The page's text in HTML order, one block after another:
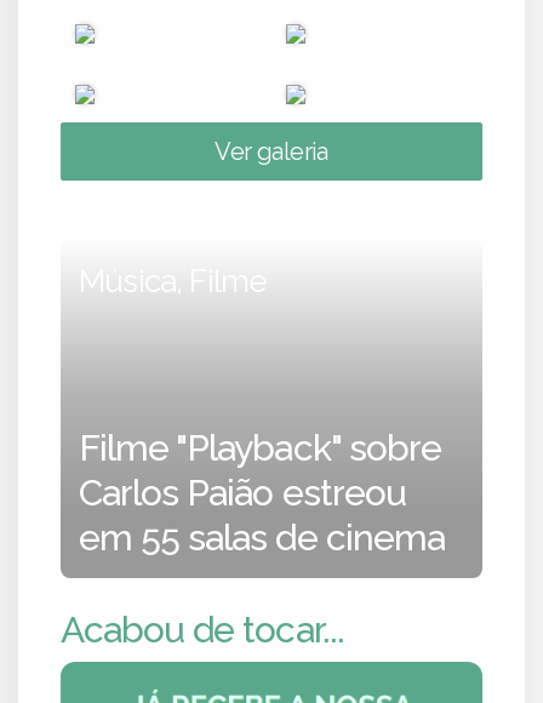
Ver galeria
Música, Filme
Filme "Playback" sobre
Carlos Paião estreou
em 55 salas de cinema
Acabou de tocar...